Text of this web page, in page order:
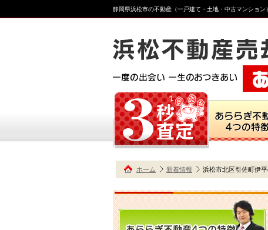
静岡県浜松市の不動産（一戸建て・土地・中古マンショ
ホーム 新着情報 浜松市北区引佐町伊